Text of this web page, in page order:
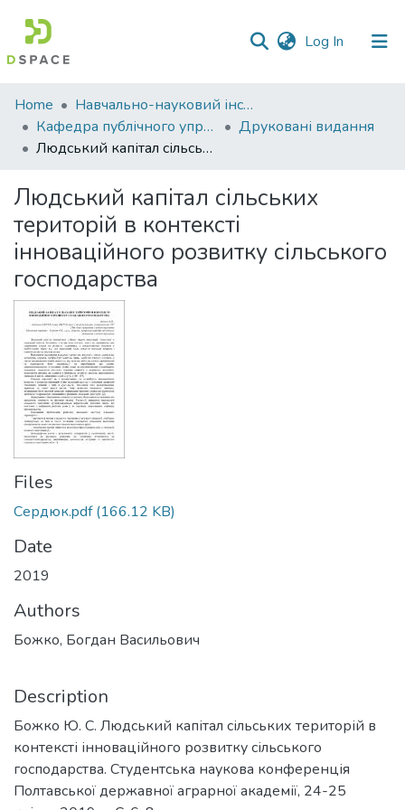
Log In (current)
Communities
&
Collections
Statistics
Home
Навчально-науковий інститут економіки, управління, права та інформаційних технологій
Кафедра публічного управління та адміністрування
Друковані видання
Людський капітал сільських територій в контексті інноваційного розвитку сільського господарства
Людський капітал сільських
територій в контексті
інноваційного розвитку сільського
господарства
Files
Сердюк.pdf(166.12 KB)
Date
2019
Authors
Божко, Богдан Васильович
Description
Божко Ю. С. Людський капітал сільських територій в
контексті інноваційного розвитку сільського
господарства. Студентська наукова конференція
Полтавської державної аграрної академії, 24-25